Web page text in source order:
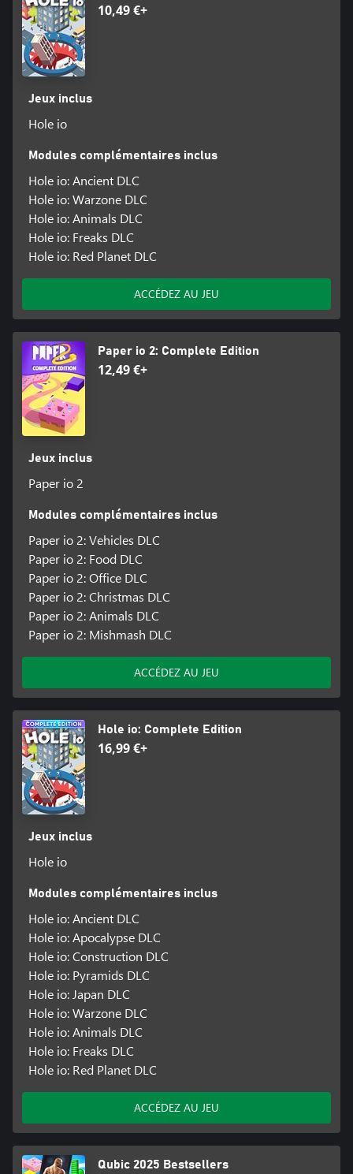
10,49 €+
Jeux inclus
Hole io
Modules complémentaires inclus
Hole io: Ancient DLC
Hole io: Warzone DLC
Hole io: Animals DLC
Hole io: Freaks DLC
Hole io: Red Planet DLC
ACCÉDEZ AU JEU
Paper io 2: Complete Edition
12,49 €+
Jeux inclus
Paper io 2
Modules complémentaires inclus
Paper io 2: Vehicles DLC
Paper io 2: Food DLC
Paper io 2: Office DLC
Paper io 2: Christmas DLC
Paper io 2: Animals DLC
Paper io 2: Mishmash DLC
ACCÉDEZ AU JEU
Hole io: Complete Edition
16,99 €+
Jeux inclus
Hole io
Modules complémentaires inclus
Hole io: Ancient DLC
Hole io: Apocalypse DLC
Hole io: Construction DLC
Hole io: Pyramids DLC
Hole io: Japan DLC
Hole io: Warzone DLC
Hole io: Animals DLC
Hole io: Freaks DLC
Hole io: Red Planet DLC
ACCÉDEZ AU JEU
Qubic 2025 Bestsellers